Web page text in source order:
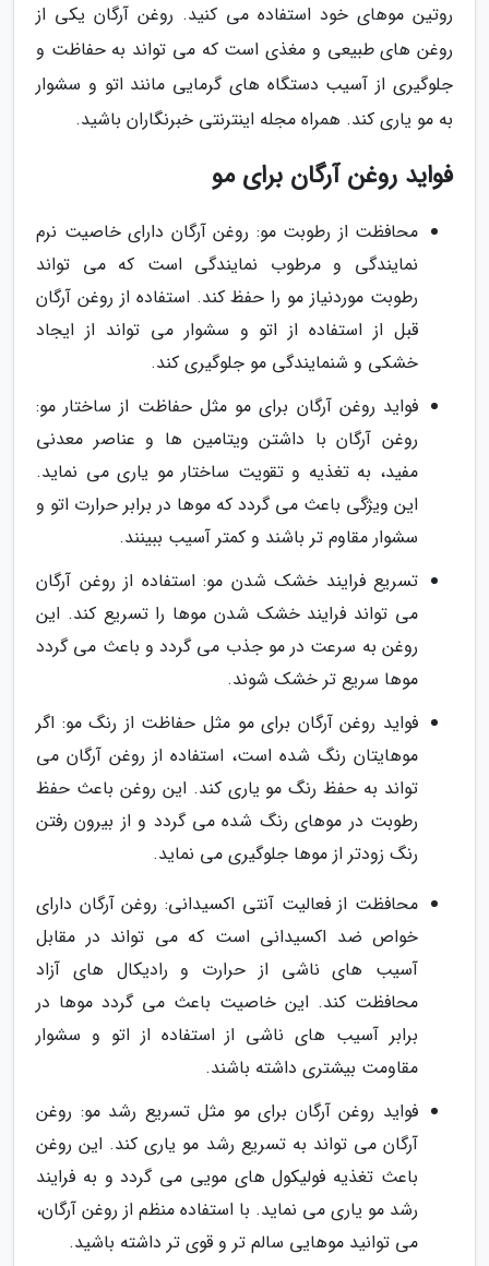
روتین موهای خود استفاده می کنید. روغن آرگان یکی از
روغن های طبیعی و مغذی است که می تواند به حفاظت و
جلوگیری از آسیب دستگاه های گرمایی مانند اتو و سشوار
به مو یاری کند. همراه مجله اینترنتی خبرنگاران باشید.
فواید روغن آرگان برای مو
محافظت از رطوبت مو: روغن آرگان دارای خاصیت نرم
نمایندگی و مرطوب نمایندگی است که می تواند
رطوبت موردنیاز مو را حفظ کند. استفاده از روغن آرگان
قبل از استفاده از اتو و سشوار می تواند از ایجاد
خشکی و شنمایندگی مو جلوگیری کند.
فواید روغن آرگان برای مو مثل حفاظت از ساختار مو:
روغن آرگان با داشتن ویتامین ها و عناصر معدنی
مفید، به تغذیه و تقویت ساختار مو یاری می نماید.
این ویژگی باعث می گردد که موها در برابر حرارت اتو و
سشوار مقاوم تر باشند و کمتر آسیب ببینند.
تسریع فرایند خشک شدن مو: استفاده از روغن آرگان
می تواند فرایند خشک شدن موها را تسریع کند. این
روغن به سرعت در مو جذب می گردد و باعث می گردد
موها سریع تر خشک شوند.
فواید روغن آرگان برای مو مثل حفاظت از رنگ مو: اگر
موهایتان رنگ شده است، استفاده از روغن آرگان می
تواند به حفظ رنگ مو یاری کند. این روغن باعث حفظ
رطوبت در موهای رنگ شده می گردد و از بیرون رفتن
رنگ زودتر از موها جلوگیری می نماید.
محافظت از فعالیت آنتی اکسیدانی: روغن آرگان دارای
خواص ضد اکسیدانی است که می تواند در مقابل
آسیب های ناشی از حرارت و رادیکال های آزاد
محافظت کند. این خاصیت باعث می گردد موها در
برابر آسیب های ناشی از استفاده از اتو و سشوار
مقاومت بیشتری داشته باشند.
فواید روغن آرگان برای مو مثل تسریع رشد مو: روغن
آرگان می تواند به تسریع رشد مو یاری کند. این روغن
باعث تغذیه فولیکول های مویی می گردد و به فرایند
رشد مو یاری می نماید. با استفاده منظم از روغن آرگان،
می توانید موهایی سالم تر و قوی تر داشته باشید.